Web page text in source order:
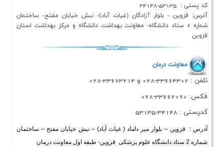
آزادگان (غیاث آباد)- نبش خیابان مفتح- ساختمان
ستاد دانشگاه- معاونت بهداشت دانشگاه و مرکز بهداشت استان
درمان
بلوار میر داماد ( غیاث آباد) – نبش خیابان مفتح – ساختمان
علوم پزشکی قزوین- طبقه اول معاونت درمان